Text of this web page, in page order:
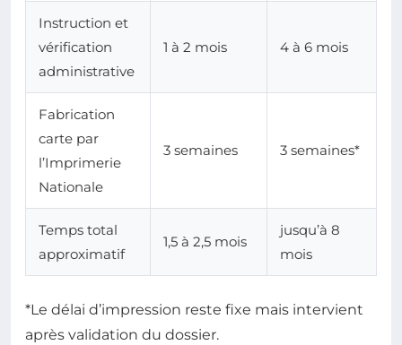
Instruction et
vérification
administrative
1 à 2 mois 4 à 6 mois
Fabrication
carte par
l’Imprimerie
Nationale
3 semaines 3 semaines*
Temps total
approximatif
1,5 à 2,5 mois
jusqu’à 8
mois
*Le délai d’impression reste fixe mais intervient
après validation du dossier.